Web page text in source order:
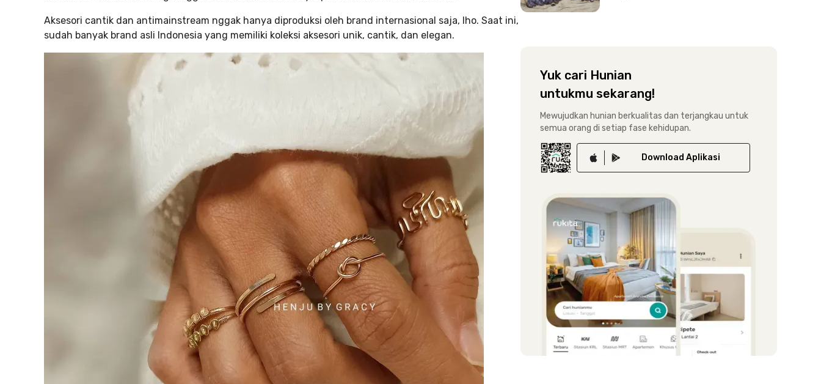
Aksesori cantik dan antimainstream nggak hanya diproduksi oleh brand internasional saja, lho. Saat ini,
sudah banyak brand asli Indonesia yang memiliki koleksi aksesori unik, cantik, dan elegan.
Yuk cari Hunian
untukmu sekarang!
Mewujudkan hunian berkualitas dan terjangkau untuk
semua orang di setiap fase kehidupan.
Download Aplikasi